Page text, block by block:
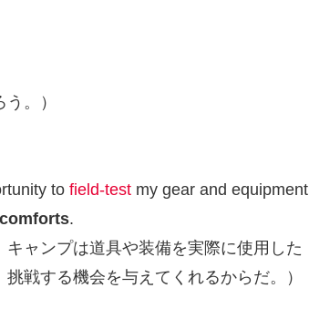
。）
to field-test my gear and equipment
.
ャンプは道具や装備を実際に使用した
戦する機会を与えてくれるからだ。）